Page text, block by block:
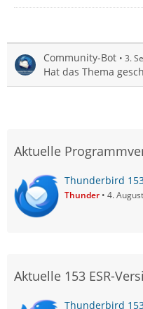
Community-Bot 3.
Hat das Thema
Aktuelle
Thunderbird
Thunder 4.
Aktuelle 153 ESR-
Thunderbird